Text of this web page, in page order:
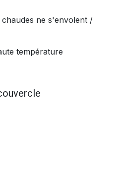
chaudes ne s'envolent /
température